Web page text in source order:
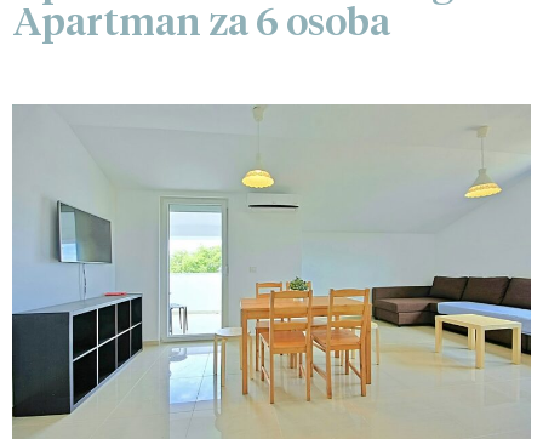
Apartman za 6 osoba